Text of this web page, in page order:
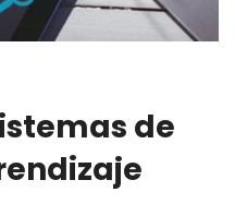
de